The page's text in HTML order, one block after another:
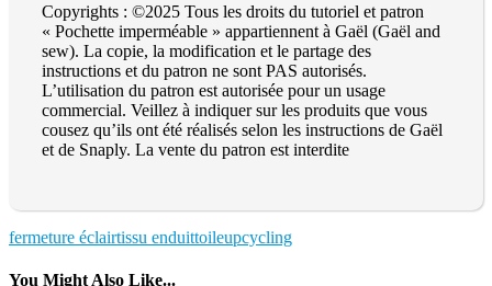
Copyrights : ©2025 Tous les droits du tutoriel et patron
« Pochette imperméable » appartiennent à Gaël (Gaël and
sew). La copie, la modification et le partage des
instructions et du patron ne sont PAS autorisés.
L’utilisation du patron est autorisée pour un usage
commercial. Veillez à indiquer sur les produits que vous
cousez qu’ils ont été réalisés selon les instructions de Gaël
et de Snaply. La vente du patron est interdite
fermeture éclairtissu enduittoileupcycling
You Might Also Like...